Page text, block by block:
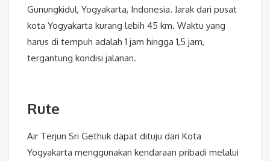
Gunungkidul, Yogyakarta, Indonesia. Jarak dari pusat
kota Yogyakarta kurang lebih 45 km. Waktu yang
harus di tempuh adalah 1 jam hingga 1,5 jam,
tergantung kondisi jalanan.
Rute
Air Terjun Sri Gethuk dapat dituju dari Kota
Yogyakarta menggunakan kendaraan pribadi melalui